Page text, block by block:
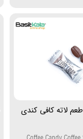
لاته کافی کندی